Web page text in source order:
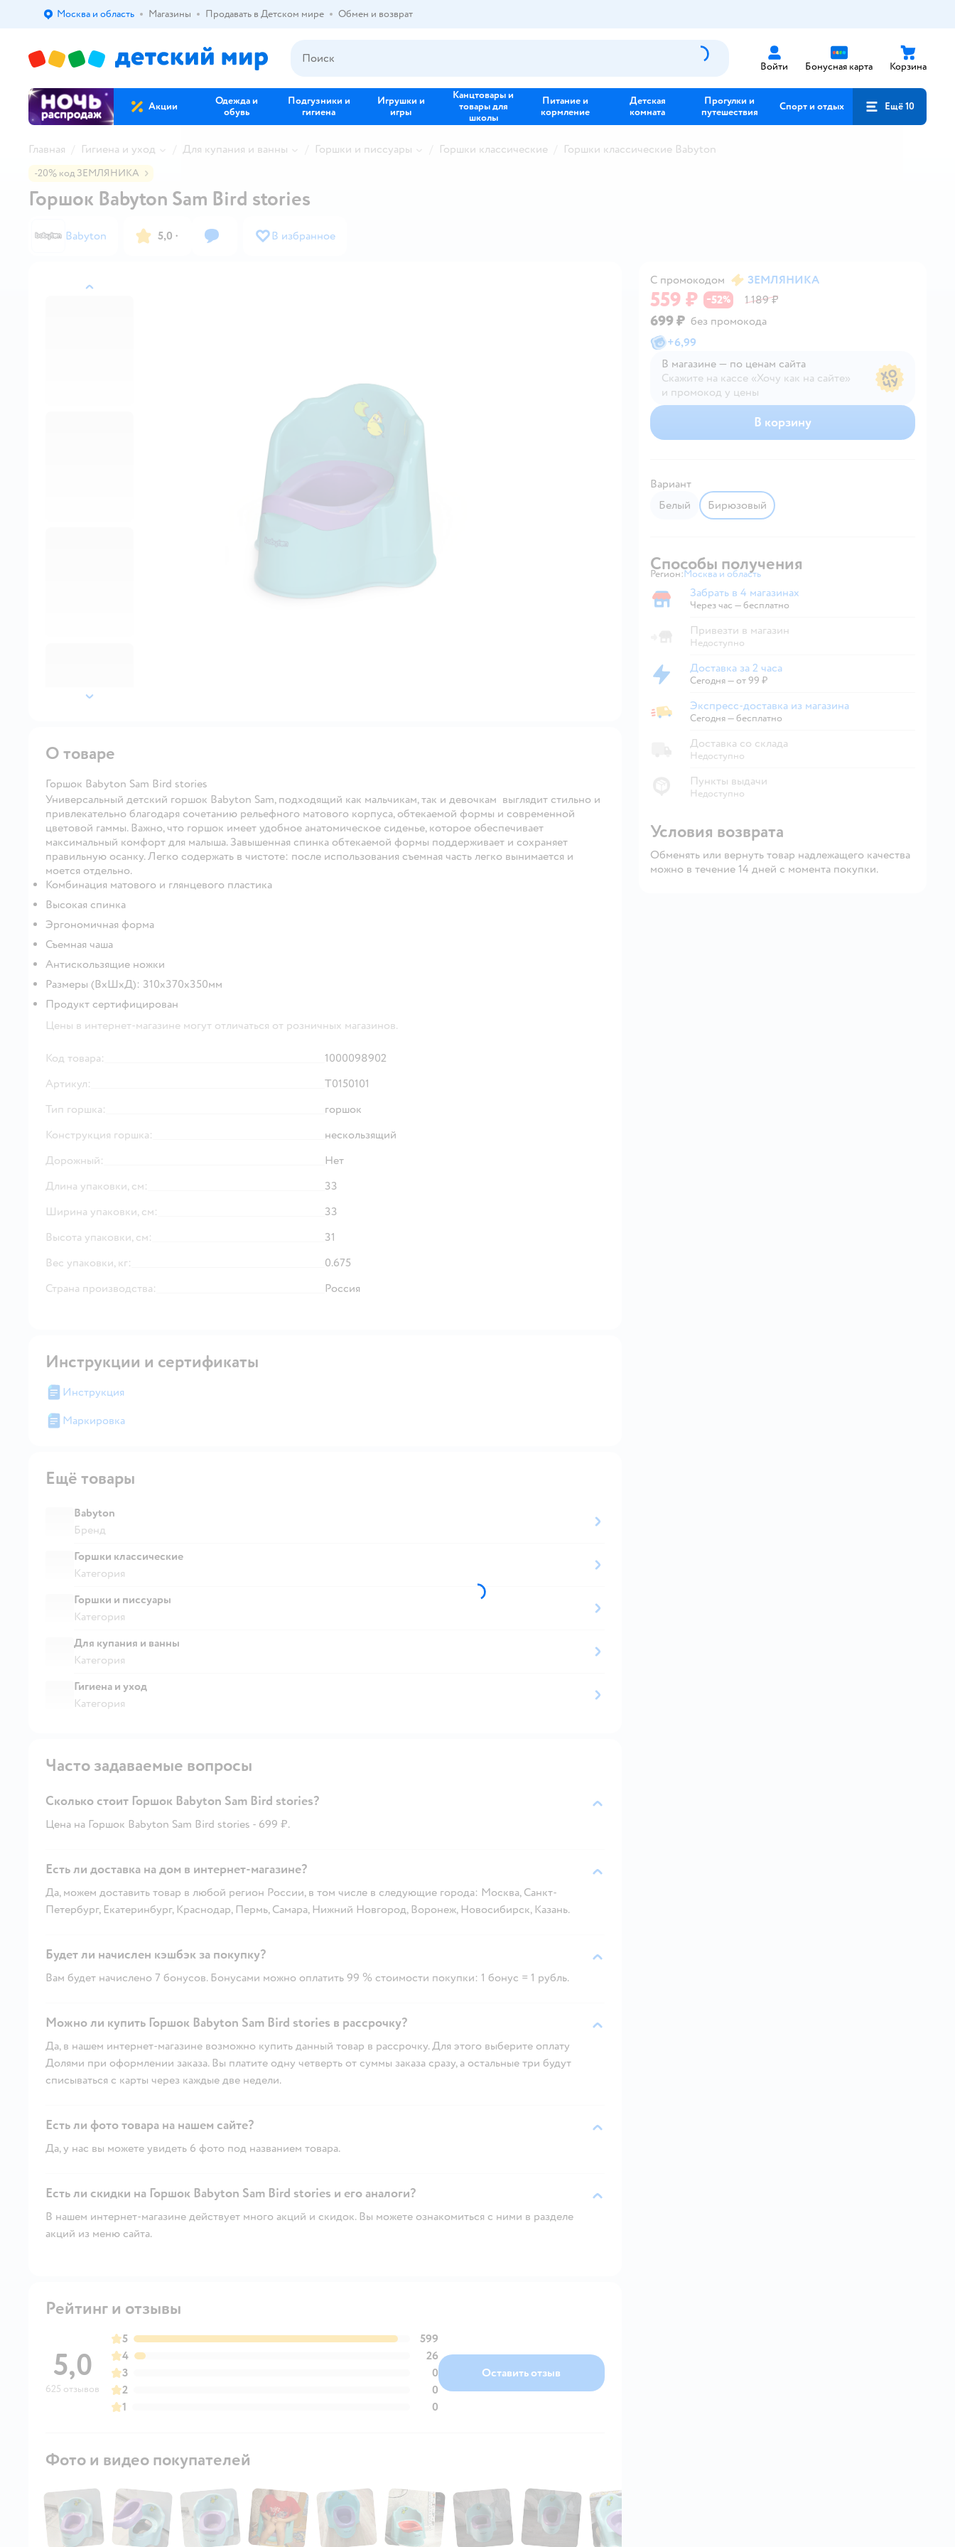
Выбор адреса доставки.
Москва и область Магазины Продавать в Детском мире Обмен и возврат
Войти Бонусная карта Корзина
Акции
Одежда и
обувь
Подгузники и
гигиена
Игрушки и
игры
Канцтовары и
товары для
школы
Питание и
кормление
Детская
комната
Прогулки и
путешествия
Спорт и отдых Ещё 10
Главная Гигиена и уход Для купания и ванны Горшки и писсуары Горшки классические Горшки классические Babyton
назад
далее
-20% код ЗЕМЛЯНИКА
Горшок Babyton Sam Bird stories
Babyton 5,0 · В избранное
С промокодом ЗЕМЛЯНИКА
559 ₽ −52% 1 189 ₽
699 ₽ без промокода
+6,99
В магазине — по ценам сайта
Скажите на кассе «Хочу как на сайте»
и промокод у цены
В магазине — по ценам сайта
В корзину
Вариант
Белый
Бирюзовый
Способы получения
Регион: Выбор адреса доставки.
Москва и область
Забрать в магазине
Забрать в 4 магазинах
Через час — бесплатно
Привезти в магазин
Недоступно
Доставка за 2 часа
Доставка за 2 часа
Сегодня—от 99 ₽
Экспресс-доставка из магазина
Экспресс-доставка из магазина
Сегодня—бесплатно
Доставка со склада
Недоступно
Пункты выдачи
Недоступно
Условия возврата
Обменять или вернуть товар надлежащего качества
можно в течение 14 дней с момента покупки.
О товаре
Горшок Babyton Sam Bird stories
Универсальный детский горшок Babyton Sam, подходящий как мальчикам, так и девочкам выглядит стильно и
привлекательно благодаря сочетанию рельефного матового корпуса, обтекаемой формы и современной
цветовой гаммы. Важно, что горшок имеет удобное анатомическое сиденье, которое обеспечивает
максимальный комфорт для малыша. Завышенная спинка обтекаемой формы поддерживает и сохраняет
правильную осанку. Легко содержать в чистоте: после использования съемная часть легко вынимается и
моется отдельно.
Комбинация матового и глянцевого пластика
Высокая спинка
Эргономичная форма
Съемная чаша
Антискользящие ножки
Размеры (ВхШхД): 310х370х350мм
Продукт сертифицирован
Цены в интернет-магазине могут отличаться от розничных магазинов.
Код товара:
1000098902
Артикул:
T0150101
Тип горшка:
горшок
Конструкция горшка:
нескользящий
Дорожный:
Нет
Длина упаковки, см:
33
Ширина упаковки, см:
33
Высота упаковки, см:
31
Вес упаковки, кг:
0.675
Страна производства:
Россия
Инструкции и сертификаты
Инструкция
Маркировка
Ещё товары
Babyton
Бренд
Горшки классические
Категория
Горшки и писсуары
Категория
Для купания и ванны
Категория
Гигиена и уход
Категория
Часто задаваемые вопросы
Сколько стоит Горшок Babyton Sam Bird stories?
Цена на Горшок Babyton Sam Bird stories - 699 ₽.
Есть ли доставка на дом в интернет-магазине?
Да, можем доставить товар в любой регион России, в том числе в следующие города: Москва, Санкт-
Петербург, Екатеринбург, Краснодар, Пермь, Самара, Нижний Новгород, Воронеж, Новосибирск, Казань.
Будет ли начислен кэшбэк за покупку?
Вам будет начислено 7 бонусов. Бонусами можно оплатить 99 % стоимости покупки: 1 бонус = 1 рубль.
Можно ли купить Горшок Babyton Sam Bird stories в рассрочку?
Да, в нашем интернет-магазине возможно купить данный товар в рассрочку. Для этого выберите оплату
Долями при оформлении заказа. Вы платите одну четверть от суммы заказа сразу, а остальные три будут
списываться с карты через каждые две недели.
Есть ли фото товара на нашем сайте?
Да, у нас вы можете увидеть 6 фото под названием товара.
Есть ли скидки на Горшок Babyton Sam Bird stories и его аналоги?
В нашем интернет-магазине действует много акций и скидок. Вы можете ознакомиться с ними в разделе
акций из меню сайта.
Рейтинг и отзывы
5,0
625 отзывов
5
599
4
26
3
0
2
0
1
0
Оставить отзыв
Фото и видео покупателей